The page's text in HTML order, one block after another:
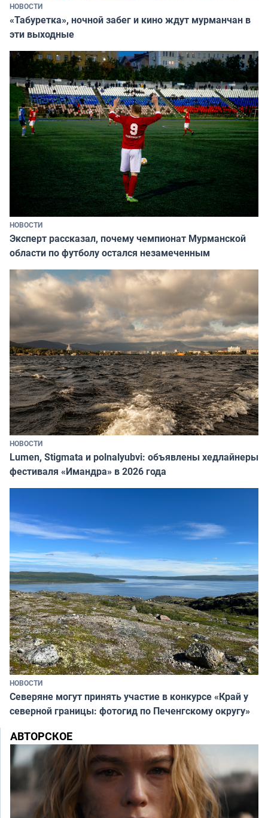
НОВОСТИ
«Табуретка», ночной забег и кино ждут мурманчан в
эти выходные
НОВОСТИ
Эксперт рассказал, почему чемпионат Мурманской
области по футболу остался незамеченным
НОВОСТИ
Lumen, Stigmata и polnalyubvi: объявлены хедлайнеры
фестиваля «Имандра» в 2026 года
НОВОСТИ
Северяне могут принять участие в конкурсе «Край у
северной границы: фотогид по Печенгскому округу»
АВТОРСКОЕ